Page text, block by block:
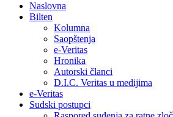
Naslovna
Bilten
Kolumna
Saopštenja
e-Veritas
Hronika
Autorski članci
D.I.C. Veritas u medijima
e-Veritas
Sudski postupci